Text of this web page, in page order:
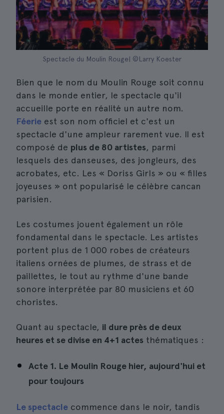
Spectacle du Moulin Rouge| ©Larry Koester
Bien que le nom du Moulin Rouge soit connu
dans le monde entier, le spectacle qu'il
accueille porte en réalité un autre nom.
Féerie est son nom officiel et c'est un
spectacle d'une ampleur rarement vue. Il est
composé de plus de 80 artistes, parmi
lesquels des danseuses, des jongleurs, des
acrobates, etc. Les « Doriss Girls » ou « filles
joyeuses » ont popularisé le célèbre cancan
parisien.
Les costumes jouent également un rôle
fondamental dans le spectacle. Les artistes
portent plus de 1 000 robes de créateurs
italiens ornées de plumes, de strass et de
paillettes, le tout au rythme d'une bande
sonore interprétée par 80 musiciens et 60
choristes.
Quant au spectacle, il dure près de deux
heures et se divise en 4+1 actes thématiques :
Acte 1. Le Moulin Rouge hier, aujourd'hui et
pour toujours
Le spectacle commence dans le noir, tandis